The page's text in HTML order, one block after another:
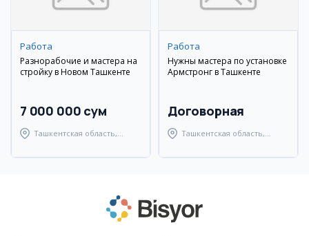
Работа
Разнорабочие и мастера на
стройку в Новом Ташкенте
7 000 000 сум
Ташкентская область,
Работа
Нужны мастера по установке
Армстронг в Ташкенте
Договорная
Ташкентская область,